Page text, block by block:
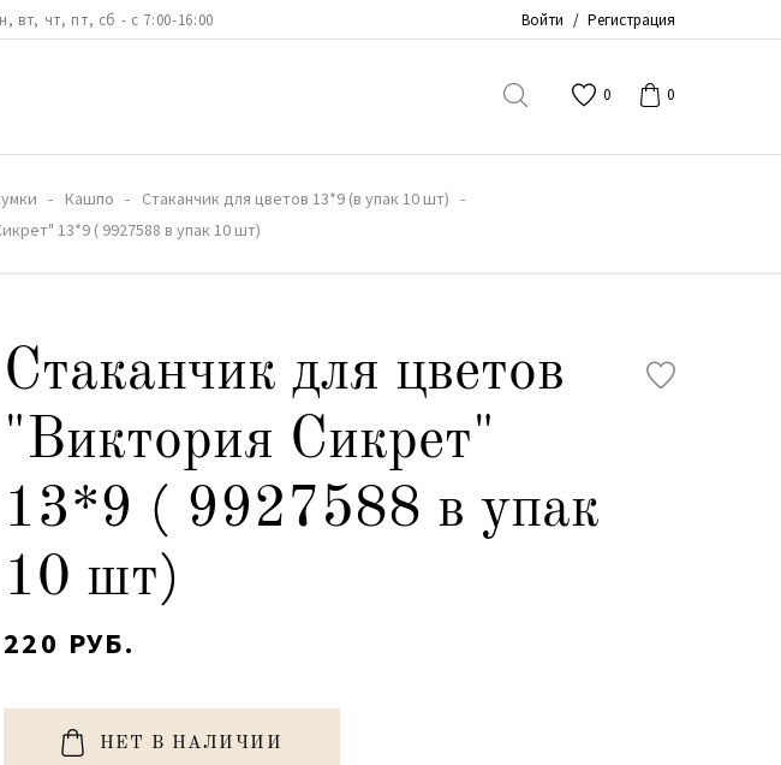
вт, чт, пт, сб - с 7:00-16:00 Войти / Регистрация
0 0
Кашпо
Стаканчик для цветов 13*9 (в упак 10 шт)
13*9 ( 9927588 в упак 10 шт)
Стаканчик для цветов
"Виктория Сикрет"
13*9 ( 9927588 в упак
10 шт)
220 РУБ.
НЕТ В НАЛИЧИИ